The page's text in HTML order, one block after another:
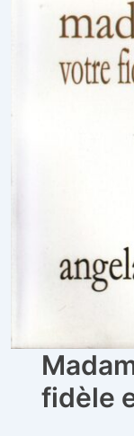
fidèle